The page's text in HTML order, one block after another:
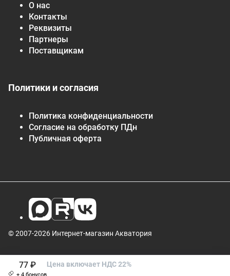
77 ₽ Цена включает НДС 22%
О нас
Контакты
Реквизиты
Партнеры
Поставщикам
Политики и согласия
Политика конфиденциальности
Согласие на обработку ПДн
Публичная оферта
© 2007-2026 Интернет-магазин Акватория